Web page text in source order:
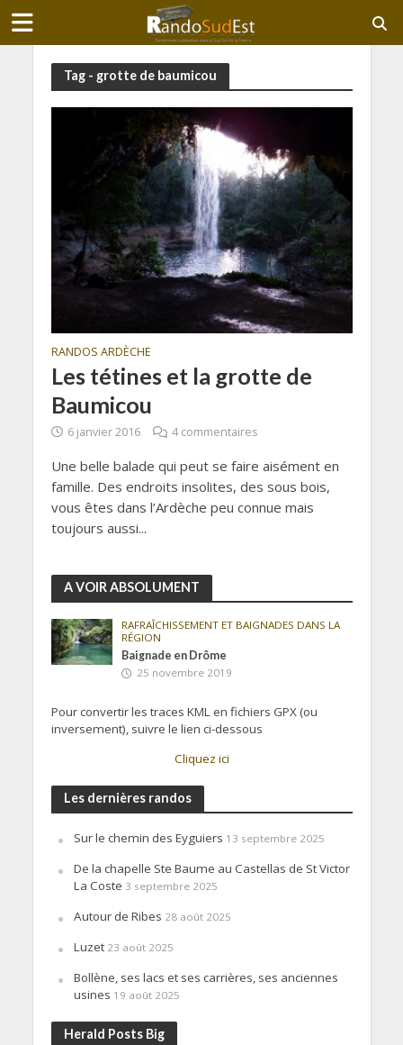
Tag - grotte de baumicou
RANDOS ARDÈCHE
Les tétines et la grotte de
Baumicou
6 janvier 2016 4 commentaires
Une belle balade qui peut se faire aisément en
famille. Des endroits insolites, des sous bois,
vous êtes dans l’Ardèche peu connue mais
toujours aussi...
A VOIR ABSOLUMENT
RAFRAÎCHISSEMENT ET BAIGNADES DANS LA
RÉGION
Baignade en Drôme
25 novembre 2019
Pour convertir les traces KML en fichiers GPX (ou
inversement), suivre le lien ci-dessous
Cliquez ici
Les dernières randos
Sur le chemin des Eyguiers 13 septembre 2025
De la chapelle Ste Baume au Castellas de St Victor
La Coste 3 septembre 2025
Autour de Ribes 28 août 2025
Luzet 23 août 2025
Bollène, ses lacs et ses carrières, ses anciennes
usines 19 août 2025
Herald Posts Big